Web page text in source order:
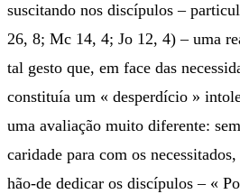
suscitando nos discípulos –
26, 8; Mc 14, 4; Jo 12, 4) – uma
tal gesto que, em face das
constituía um « desperdício »
uma avaliação muito diferente:
caridade para com os
hão-de dedicar os discípulos – «